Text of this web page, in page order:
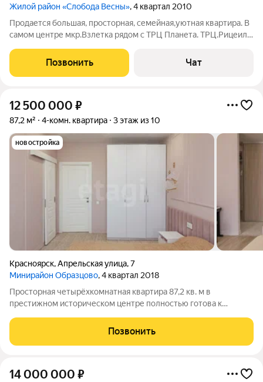
Жилой район «Слобода Весны», 4 квартал 2010
Продается большая, просторная, семейная,уютная квартира. В
самом центре мкр.Взлетка рядом с ТРЦ Планета. ТРЦ.Рицеил,
дет.сад. Рядом с домом школа 150 и 149. Отличная
транспортная развязка.
Позвонить Чат
12 500 000 ₽
87,2 м² 4-комн. квартира 3 этаж из 10
новостройка
Красноярск,Апрельская улица,7
Минирайон Образцово, 4 квартал 2018
Просторная четырёхкомнатная квартира 87,2 кв. м в
престижном историческом центре полностью готова к
кирпичного десятиэтажного дома в камерном охраняемом
квартале с видеонаблюдением: здесь тихо,
Позвонить
14 000 000 ₽